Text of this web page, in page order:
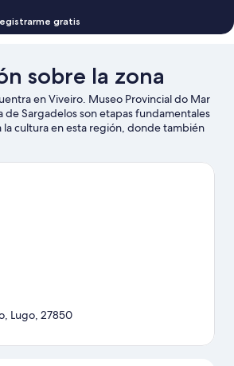
gratis
sobre la zona
en Viveiro. Museo Provincial do Mar
de Sargadelos son etapas fundamentales
la cultura en esta región, donde también
emblemáticos como Cañones de la
que podrás hacer en la zona,
Lugo, 27850